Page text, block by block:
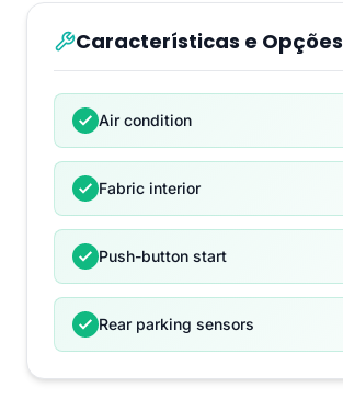
Características e Opções
Air condition
Fabric interior
Push-button start
Rear parking sensors